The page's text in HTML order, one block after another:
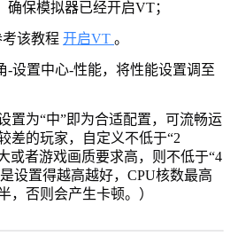
确保模拟器已经开启VT；
该教程 开启VT 。
-设置中心-性能，将性能设置调至
置为“中”即为合适配置，可流畅运
差的玩家，自定义不低于“2
或者游戏画质要求高，则不低于“4
设置得越高越好，CPU核数最高
，否则会产生卡顿。）